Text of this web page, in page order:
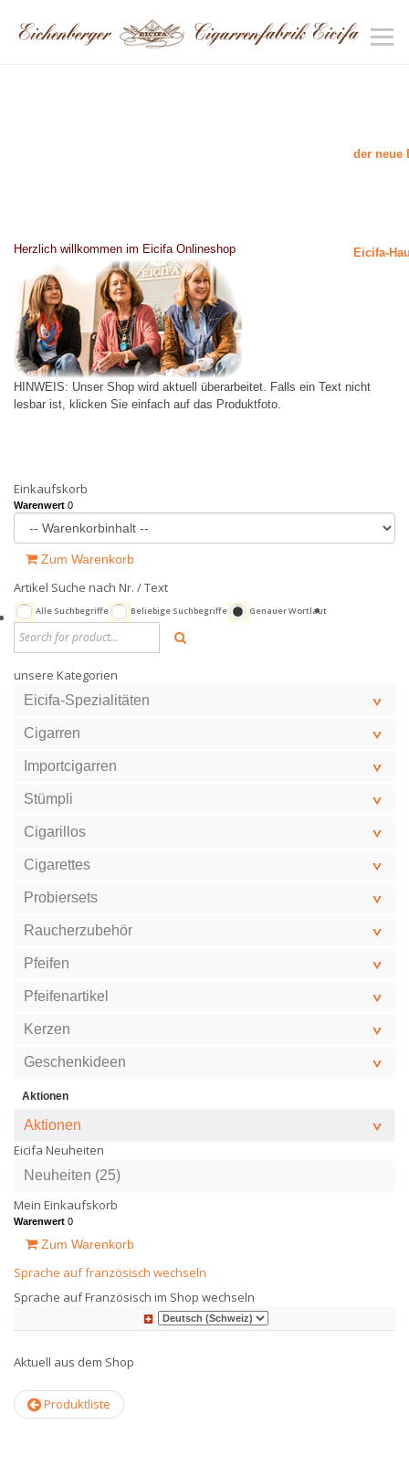
Herzlich willkommen im Eicifa Onlineshop
der neue
Eicifa-
HINWEIS: Unser Shop wird aktuell überarbeitet. Falls ein Text nicht
lesbar ist, klicken Sie einfach auf das Produktfoto.
Einkaufskorb
Warenwert 0
Zum Warenkorb
Artikel Suche nach Nr. / Text
Alle Suchbegriffe Beliebige Suchbegriffe Genauer Wortlaut
unsere Kategorien
Eicifa-Spezialitäten
Cigarren
Importcigarren
Stümpli
Cigarillos
Cigarettes
Probiersets
Raucherzubehör
Pfeifen
Pfeifenartikel
Kerzen
Geschenkideen
Aktionen
Aktionen
Eicifa Neuheiten
Neuheiten (25)
Mein Einkaufskorb
Warenwert 0
Zum Warenkorb
Sprache auf französisch wechseln
Sprache auf Französisch im Shop wechseln
Aktuell aus dem Shop
Produktliste